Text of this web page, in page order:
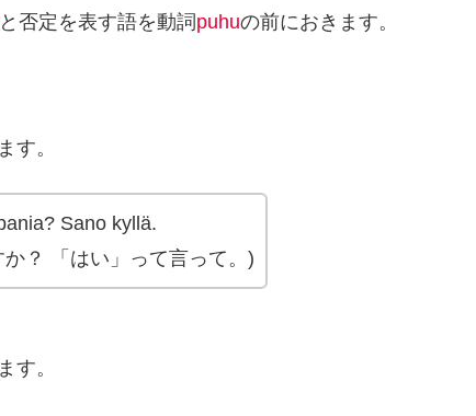
と否定を表す語を動詞 puhuの前におきます。
す。
Sano kyllä.
？ 「はい」って言って。)
す。